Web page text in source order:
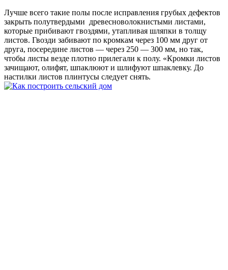
Лучше всего такие полы после исправления грубых дефектов
закрыть полутвердыми древесноволокнистыми листами,
которые прибивают гвоздями, утапливая шляпки в толщу
листов. Гвозди забивают по кромкам через 100 мм друг от
друга, посередине листов — через 250 — 300 мм, но так,
чтобы листы везде плотно прилегали к полу. «Кромки листов
зачищают, олифят, шпаклюют и шлифуют шпаклевку. До
настилки листов плинтусы следует снять.